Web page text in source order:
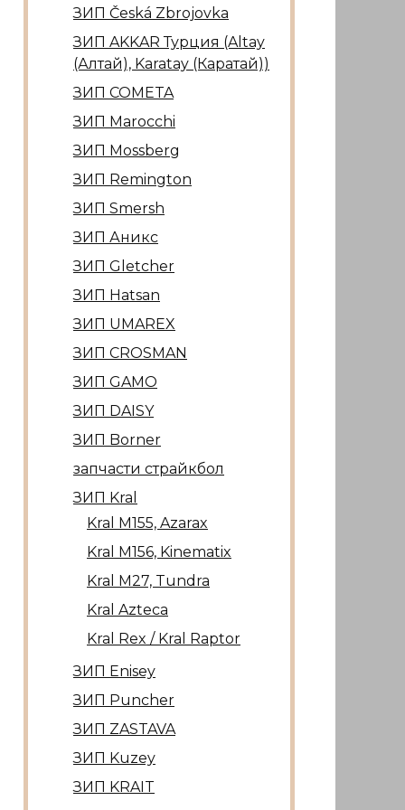
ЗИП Česká Zbrojovka
ЗИП AKKAR Турция (Altay
(Алтай), Karatay (Каратай))
ЗИП COMETA
ЗИП Marocсhi
ЗИП Mossberg
ЗИП Remington
ЗИП Smersh
ЗИП Аникс
ЗИП Gletcher
ЗИП Hatsan
ЗИП UMAREX
ЗИП CROSMAN
ЗИП GAMO
ЗИП DAISY
ЗИП Borner
запчасти страйкбол
ЗИП Kral
Kral М155, Azarax
Kral М156, Kinematix
Kral М27, Tundra
Kral Azteca
Kral Rex / Kral Raptor
ЗИП Enisey
ЗИП Puncher
ЗИП ZASTAVA
ЗИП Kuzey
ЗИП KRAIT